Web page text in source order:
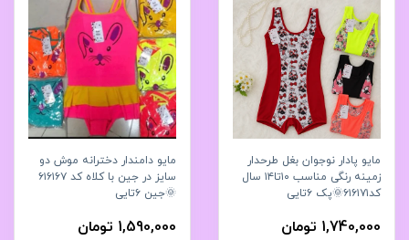
مایو پادار نوجوان بغل طرحدار
زمینه رنگی مناسب ۱۰تا۱۴ سال
کد۶۱۶۱۷۱🌞پک ۶تایی
1,740,000 تومان
مایو دامندار دخترانه موش دو
سایز در جین با کلاه کد ۶۱۶۱۶۷
🌞جین ۶تایی
1,590,000 تومان